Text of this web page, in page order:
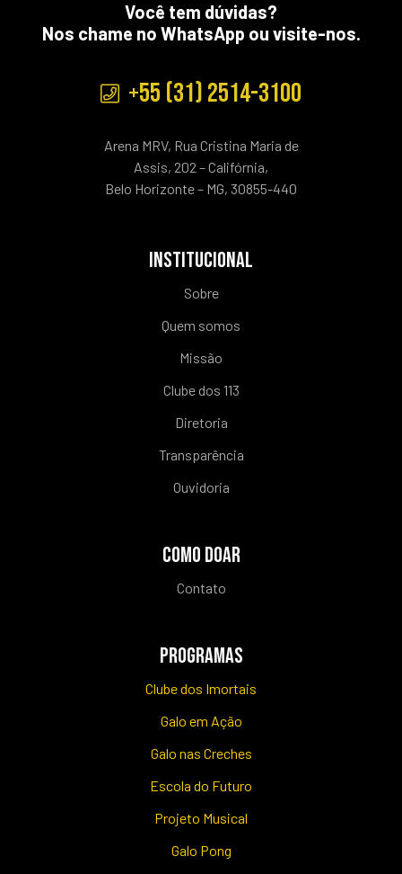
Você tem dúvidas?
Nos chame no WhatsApp ou visite-nos.
+55 (31) 2514-3100
Arena MRV, Rua Cristina Maria de
Assis, 202 – Califórnia,
Belo Horizonte – MG, 30855-440
INSTITUCIONAL
Sobre
Quem somos
Missão
Clube dos 113
Diretoria
Transparência
Ouvidoria
COMO DOAR
Contato
PROGRAMAS
Clube dos Imortais
Galo em Ação
Galo nas Creches
Escola do Futuro
Projeto Musical
Galo Pong